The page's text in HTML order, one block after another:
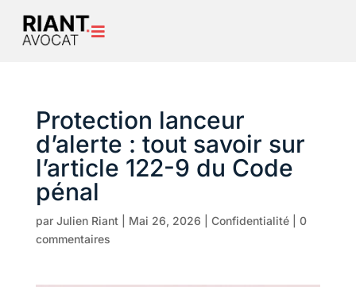

Protection lanceur
d’alerte : tout savoir sur
l’article 122-9 du Code
pénal
par Julien Riant| Mai 26, 2026 Confidentialité| 0
commentaires